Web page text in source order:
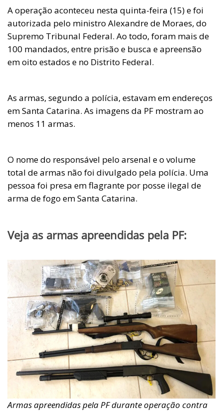
A operação aconteceu nesta quinta-feira (15) e foi
autorizada pelo ministro Alexandre de Moraes, do
Supremo Tribunal Federal. Ao todo, foram mais de
100 mandados, entre prisão e busca e apreensão
em oito estados e no Distrito Federal.
As armas, segundo a polícia, estavam em endereços
em Santa Catarina. As imagens da PF mostram ao
menos 11 armas.
O nome do responsável pelo arsenal e o volume
total de armas não foi divulgado pela polícia. Uma
pessoa foi presa em flagrante por posse ilegal de
arma de fogo em Santa Catarina.
Veja as armas apreendidas pela PF:
Armas apreendidas pela PF durante operação contra